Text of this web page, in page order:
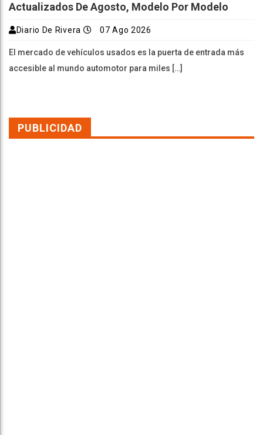
Actualizados De Agosto, Modelo Por Modelo
Diario De Rivera 07 Ago 2026
El mercado de vehículos usados es la puerta de entrada más
accesible al mundo automotor para miles […]
PUBLICIDAD